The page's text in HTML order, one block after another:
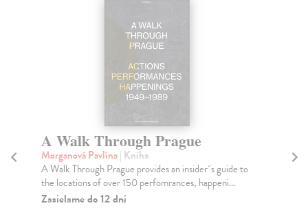
A Walk Through Prague
Morganová Pavlína| Kniha
A Walk Through Prague provides an insider´s guide to
the locations of over 150 perfomrances, happeni...
Zasielame do 12 dní